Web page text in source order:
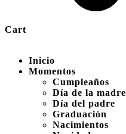
Cart
Inicio
Momentos
Cumpleaños
Día de la madre
Día del padre
Graduación
Nacimientos